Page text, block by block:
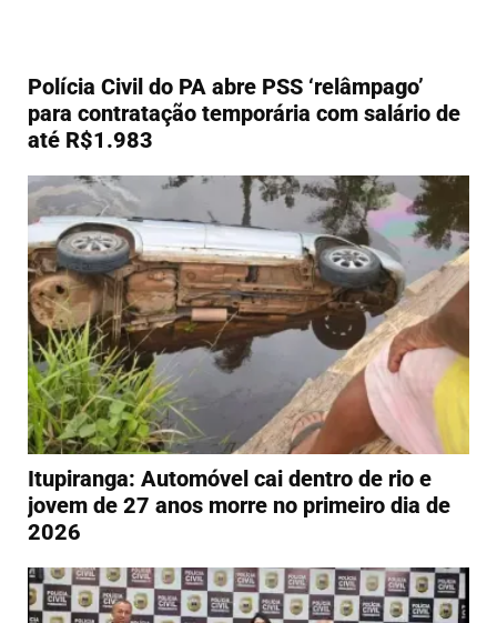
Polícia Civil do PA abre PSS ‘relâmpago’
para contratação temporária com salário de
até R$1.983
Itupiranga: Automóvel cai dentro de rio e
jovem de 27 anos morre no primeiro dia de
2026